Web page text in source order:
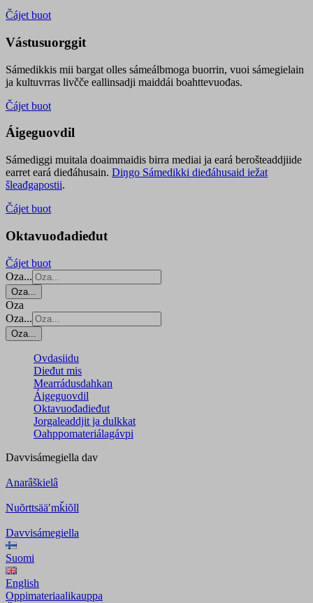
Čájet buot
Vástusuorggit
Sámedikkis mii bargat olles sámeálbmoga buorrin, vuoi sámegielain
ja kultuvrras livčče eallinsadji maiddái boahttevuođas.
Čájet buot
Áigeguovdil
Sámediggi muitala doaimmaidis birra mediai ja eará berošteaddjiide
earret eará dieđáhusain. Diŋgo Sámedikki dieđáhusaid iežat
šleađgapostii.
Čájet buot
Oktavuođadieđut
Čájet buot
Oza...
Oza...
Oza
Oza...
Oza...
Ovdasiidu
Dieđut mis
Mearrádusdahkan
Áigeguovdil
Oktavuođadieđut
Jorgaleaddjit ja dulkkat
Oahppomateriálagávpi
Davvisámegiella dav
Anarâškielâ
Nuõrttsääʹmǩiõll
Davvisámegiella
Suomi
English
Oppimateriaalikauppa